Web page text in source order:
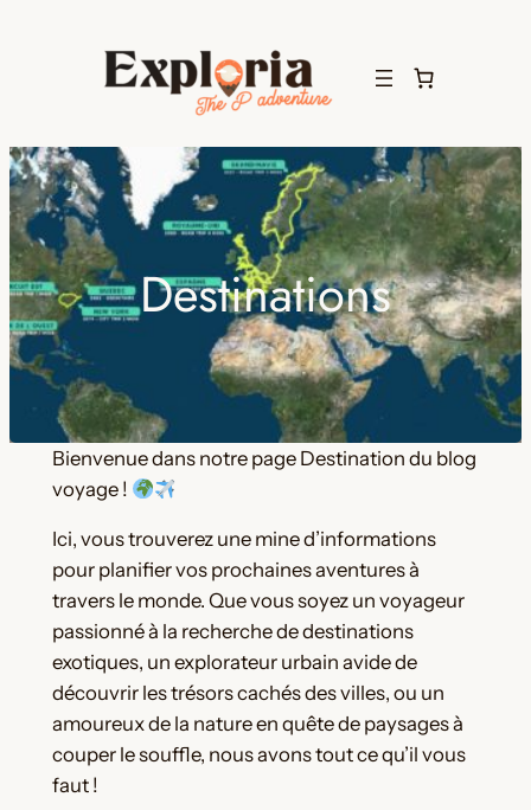
Destinations
Bienvenue dans notre page Destination du blog
voyage !
Ici, vous trouverez une mine d’informations
pour planifier vos prochaines aventures à
travers le monde. Que vous soyez un voyageur
passionné à la recherche de destinations
exotiques, un explorateur urbain avide de
découvrir les trésors cachés des villes, ou un
amoureux de la nature en quête de paysages à
couper le souffle, nous avons tout ce qu’il vous
faut !